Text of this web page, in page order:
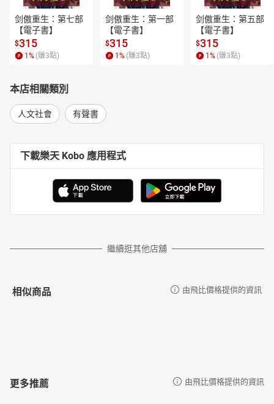
剑傲重生：第七部
【電子書】
$315
1 % (賺3點)
剑傲重生：第一部
【電子書】
$315
1 % (賺3點)
剑傲重生：第五部
【電子書】
$315
1 % (賺3點)
本店相關類別
人文社會 有聲書
下載樂天 Kobo 應用程式
繼續逛其他店舖
相似商品 由飛比價格提供的資訊
更多推薦 由飛比價格提供的資訊